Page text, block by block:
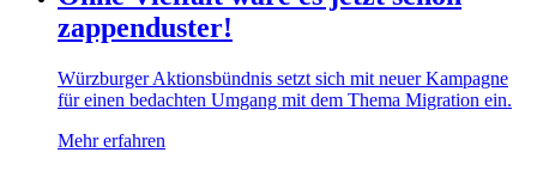
zappenduster!
Würzburger Aktionsbündnis setzt sich mit neuer Kampagne
für einen bedachten Umgang mit dem Thema Migration ein.
Mehr erfahren